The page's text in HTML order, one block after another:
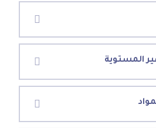
المستوية